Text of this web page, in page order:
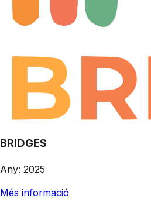
BRIDGES
Any: 2025
Més informació